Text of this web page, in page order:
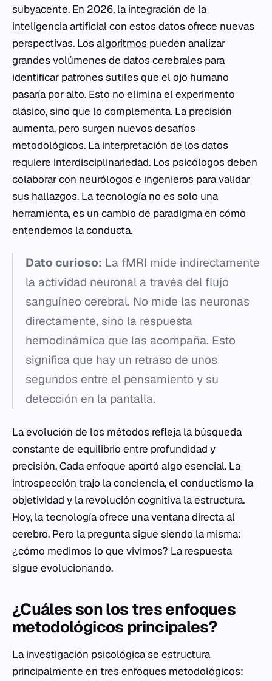
subyacente. En 2026, la integración de la
inteligencia artificial con estos datos ofrece nuevas
perspectivas. Los algoritmos pueden analizar
grandes volúmenes de datos cerebrales para
identificar patrones sutiles que el ojo humano
pasaría por alto. Esto no elimina el experimento
clásico, sino que lo complementa. La precisión
aumenta, pero surgen nuevos desafíos
metodológicos. La interpretación de los datos
requiere interdisciplinariedad. Los psicólogos deben
colaborar con neurólogos e ingenieros para validar
sus hallazgos. La tecnología no es solo una
herramienta, es un cambio de paradigma en cómo
entendemos la conducta.
Dato curioso: La fMRI mide indirectamente
la actividad neuronal a través del flujo
sanguíneo cerebral. No mide las neuronas
directamente, sino la respuesta
hemodinámica que las acompaña. Esto
significa que hay un retraso de unos
segundos entre el pensamiento y su
detección en la pantalla.
La evolución de los métodos refleja la búsqueda
constante de equilibrio entre profundidad y
precisión. Cada enfoque aportó algo esencial. La
introspección trajo la conciencia, el conductismo la
objetividad y la revolución cognitiva la estructura.
Hoy, la tecnología ofrece una ventana directa al
cerebro. Pero la pregunta sigue siendo la misma:
¿cómo medimos lo que vivimos? La respuesta
sigue evolucionando.
¿Cuáles son los tres enfoques
metodológicos principales?
La investigación psicológica se estructura
principalmente en tres enfoques metodológicos: